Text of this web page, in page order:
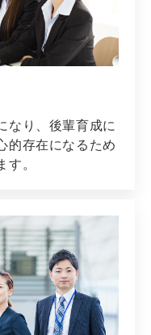
なり、後輩育成に
的存在になるため
。